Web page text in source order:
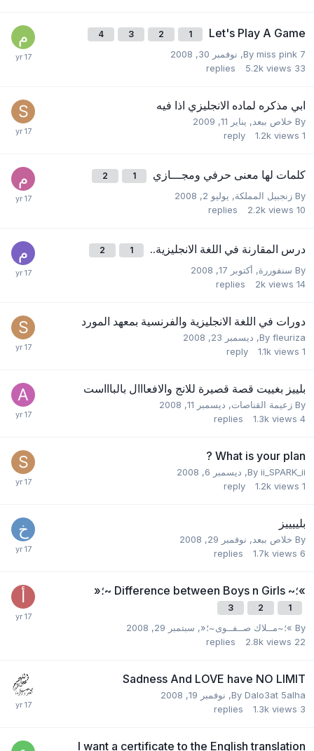
Let's Play A Game
1
2
3
4
By miss pink 7
, نوفمبر 30, 2008
33
replies 5.2k views
ابي مذكره لماده الانجليزي اذا فيه
By خلاص ببعد, يناير 11, 2009
1
reply 1.2k views
كلمات لها معنى حرفي ومجـــازي 1
2
By زنجبيل المملكة, يوليو 2, 2008
10
replies 2.2k views
درس المقارنة في اللغة الانجليزية.. 1
2
By سنفوررة, أكتوبر 17, 2008
14
replies 2k views
دورات في اللغة الانجليزية والفرنسية بمعهد المورد
By fleuriza
, ديسمبر 23, 2008
1
reply 1.1k views
بلييز بغييت قصة قصيرة للانج والافعااال بالباااست
By زعيمة القناصات, ديسمبر 11, 2008
4
replies 1.3k views
What is your plan ?
By ii_SPARK_ii
, ديسمبر 6, 2008
1
reply 1.2k views
بلييييز
By خلاص ببعد, نوفمبر 29, 2008
6
replies 1.7k views
»؛~ Difference between Boys n Girls ~؛«
1
2
3
By »؛~مــلاك صــفــوى~؛«, سبتمبر 29, 2008
22
replies 2.8k views
Sadness And LOVE have NO LIMIT
By Dalo3at 5alha
, نوفمبر 19, 2008
3
replies 1.3k views
I want a certificate to the English translation